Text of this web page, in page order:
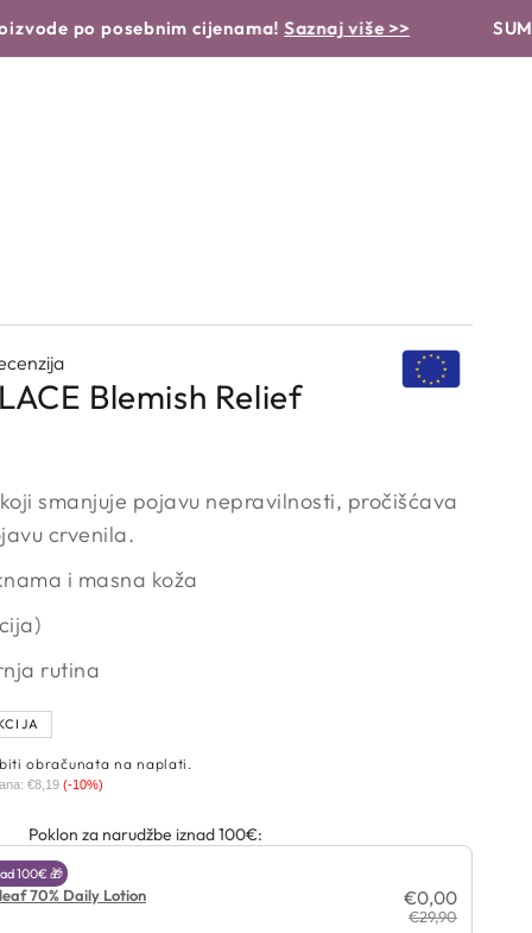
po posebnim cijenama!Saznaj više >> SUMMER
Blemish Relief
smanjuje pojavu nepravilnosti, pročišćava
crvenila.
i masna koža
rutina
obračunata na naplati.
€8,19 (-10%)
Poklon za narudžbe iznad 100€:
100€ 🎁
70% Daily Lotion €0,00
€29,90